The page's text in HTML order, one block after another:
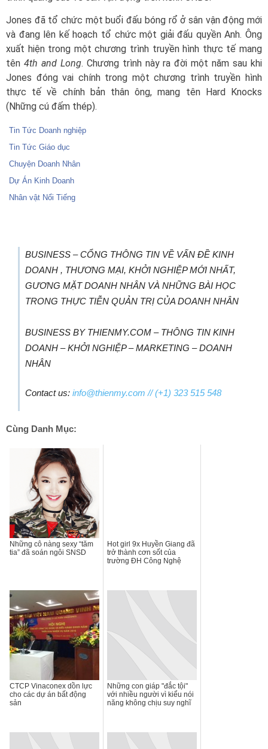
Jones đã tổ chức một buổi đấu bóng rổ ở sân vận động mới
và đang lên kế hoạch tổ chức một giải đấu quyền Anh. Ông
xuất hiện trong một chương trình truyền hình thực tế mang
tên 4th and Long. Chương trình này ra đời một năm sau khi
Jones đóng vai chính trong một chương trình truyền hình
thực tế về chính bản thân ông, mang tên Hard Knocks
(Những cú đấm thép).
Tin Tức Doanh nghiệp
Tin Tức Giáo dục
Chuyện Doanh Nhân
Dự Án Kinh Doanh
Nhân vật Nổi Tiếng
BUSINESS – CỔNG THÔNG TIN VỀ VẤN ĐỀ KINH
DOANH , THƯƠNG MẠI, KHỞI NGHIỆP MỚI NHẤT,
GƯƠNG MẶT DOANH NHÂN VÀ NHỮNG BÀI HỌC
TRONG THỰC TIỄN QUẢN TRỊ CỦA DOANH NHÂN
BUSINESS BY THIENMY.COM – THÔNG TIN KINH
DOANH – KHỞI NGHIỆP – MARKETING – DOANH
NHÂN
Contact us: info@thienmy.com // (+1) 323 515 548
Cùng Danh Mục:
Những cô nàng sexy “tăm
tia” đã soán ngôi SNSD
Hot girl 9x Huyền Giang đã
trở thành cơn sốt của
trường ĐH Công Nghệ
CTCP Vinaconex dồn lực
cho các dự án bất động
sản
Những con giáp "đắc tội"
với nhiều người vì kiểu nói
năng không chịu suy nghĩ